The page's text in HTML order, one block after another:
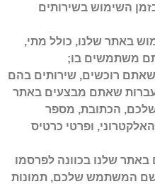
השימוש בשירותים
באתר שלנו, כולל מתי,
משתמשים בו;
רוכשים, שירותים בהם
שאתם מבצעים באתר
הכתובת, מספר
ופרטי כרטיס
שלנו בכוונה לפרסמו
שם המשתמש שלכם, תמונות